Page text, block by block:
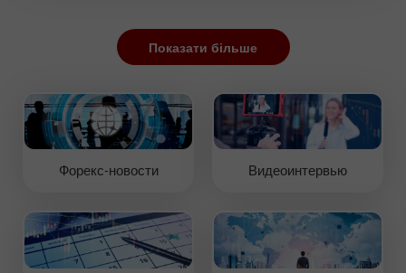
Показати більше
Форекс-новости Видеоинтервью